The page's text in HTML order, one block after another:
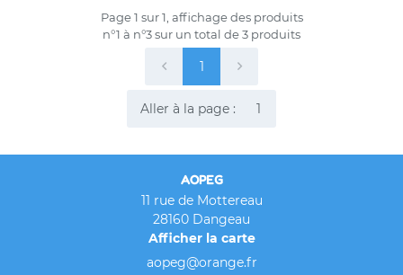
animalier
Actualités
Page 1 sur 1, affichage des produits
n°1 à n°3 sur un total de 3 produits
1
Aller à la page :
AOPEG
11 rue de Mottereau
28160 Dangeau
Afficher la carte